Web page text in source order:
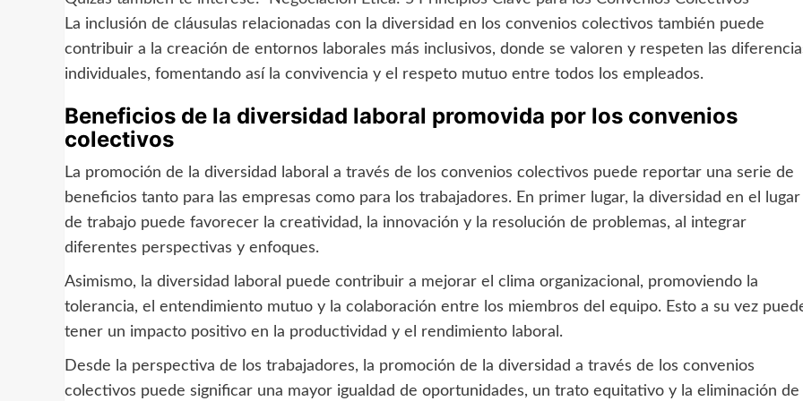
La inclusión de cláusulas relacionadas con la diversidad en los convenios colectivos también puede
contribuir a la creación de entornos laborales más inclusivos, donde se valoren y respeten las
individuales, fomentando así la convivencia y el respeto mutuo entre todos los empleados.
Beneficios de la diversidad laboral promovida por los convenios
colectivos
La promoción de la diversidad laboral a través de los convenios colectivos puede reportar una serie de
beneficios tanto para las empresas como para los trabajadores. En primer lugar, la diversidad en el lugar
de trabajo puede favorecer la creatividad, la innovación y la resolución de problemas, al integrar
diferentes perspectivas y enfoques.
Asimismo, la diversidad laboral puede contribuir a mejorar el clima organizacional, promoviendo la
tolerancia, el entendimiento mutuo y la colaboración entre los miembros del equipo. Esto a su vez
tener un impacto positivo en la productividad y el rendimiento laboral.
Desde la perspectiva de los trabajadores, la promoción de la diversidad a través de los convenios
colectivos puede significar una mayor igualdad de oportunidades, un trato equitativo y la eliminación de